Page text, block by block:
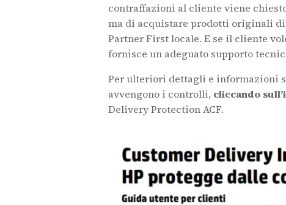
contraffazioni al cliente viene
ma di acquistare prodotti originali
Partner First locale. E se il cliente
fornisce un adeguato supporto
Per ulteriori dettagli e informazioni
avvengono i controlli, cliccando
Delivery Protection ACF.